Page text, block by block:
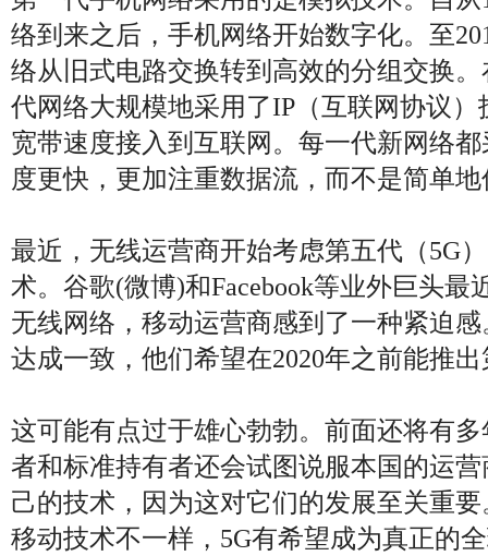
络到来之后，手机网络开始数字化。至
络从旧式电路交换转到高效的分组交换
代网络大规模地采用了IP（互联网协议
宽带速度接入到互联网。每一代新网络
度更快，更加注重数据流，而不是简单
最近，无线运营商开始考虑第五代（5G
术。谷歌(微博)和Facebook等业外巨头最
无线网络，移动运营商感到了一种紧迫
达成一致，他们希望在2020年之前能推
这可能有点过于雄心勃勃。前面还将有
者和标准持有者还会试图说服本国的运
己的技术，因为这对它们的发展至关重
移动技术不一样，5G有希望成为真正的